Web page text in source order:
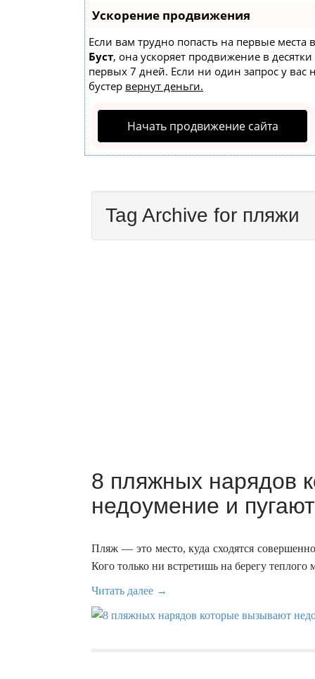
Ускорение продвижения
Если вам трудно попасть на первые места
Буст, она ускоряет продвижение в
первых 7 дней. Если ни один запрос у вас
бустер вернут деньги.
Начать продвижение сайта
Tag Archive for пляжи
8 пляжных нарядов
недоумение и
Пляж — это место, куда сходятся
Кого только ни встретишь на берегу теплого
Читать далее →